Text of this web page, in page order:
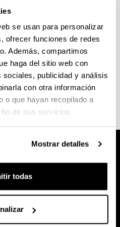
se usan para personalizar
ofrecer funciones de redes
Además, compartimos
haga del sitio web con
publicidad y análisis
con otra información
o que hayan recopilado a
de sus servicios.
Mostrar detalles
todas
and Teaching Skills for
(C1 Level)